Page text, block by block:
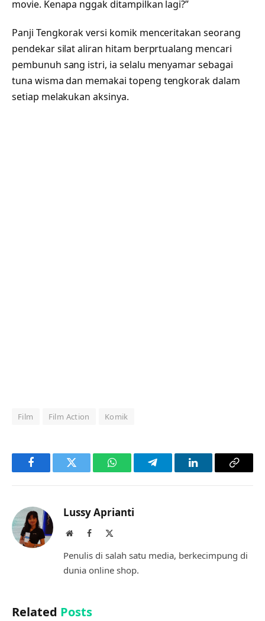
movie. Kenapa nggak ditampilkan lagi?”
Panji Tengkorak versi komik menceritakan seorang
pendekar silat aliran hitam berprtualang mencari
pembunuh sang istri, ia selalu menyamar sebagai
tuna wisma dan memakai topeng tengkorak dalam
setiap melakukan aksinya.
Film Film Action Komik
FacebookTwitter WhatsAppTelegramLinkedInCopy
Lussy Aprianti
WebsiteFacebook
Penulis di salah satu media, berkecimpung di
dunia online shop.
Related Posts